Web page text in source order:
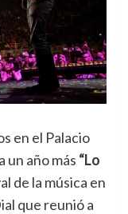
en el Palacio
un año más “Lo
de la música en
que reunió a